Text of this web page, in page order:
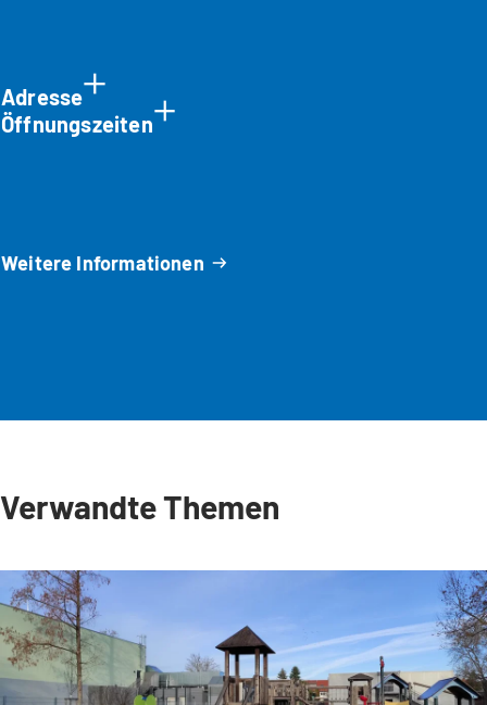
Adresse
Öffnungszeiten
Weitere Informationen
Verwandte Themen